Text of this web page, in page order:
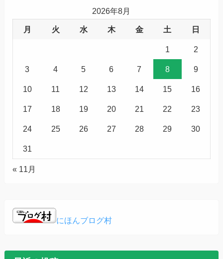
2026年8月
月 火 水 木 金 土 日
1 2
3 4 5 6 7 8 9
10 11 12 13 14 15 16
17 18 19 20 21 22 23
24 25 26 27 28 29 30
31
« 11月
にほんブログ村